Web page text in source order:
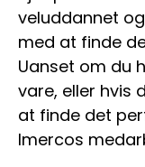
veluddannet
med at finde
Uanset om du
vare, eller hvis
at finde det
Imercos